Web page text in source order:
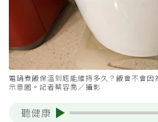
電鍋煮飯保溫到底能維持多久？飯會不會因
示意圖。記者蔡容喬／攝影
聽健康